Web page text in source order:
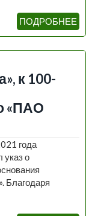
ПОДРОБНЕЕ
к 100-
«ПАО
года
указ о
Благодаря